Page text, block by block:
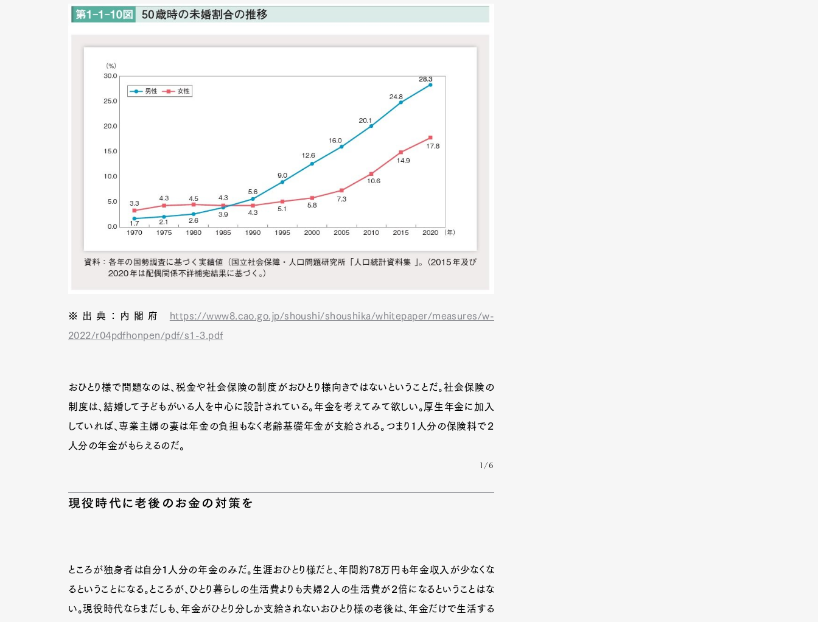
Pen Membership Magazine Official Columnist
※出典：内閣府
https://www8.cao.go.jp/shoushi/shoushika/whitepaper/measures/w-
2022/r04pdfhonpen/pdf/s1-3.pdf
おひとり様で問題なのは、税金や社会保険の制度がおひとり様向きではないということだ。社会保険の
制度は、結婚して子どもがいる人を中心に設計されている。年金を考えてみて欲しい。厚生年金に加入
していれば、専業主婦の妻は年金の負担もなく老齢基礎年金が支給される。つまり１人分の保険料で２
人分の年金がもらえるのだ。
1/6
現役時代に老後のお金の対策を
ところが独身者は自分１人分の年金のみだ。生涯おひとり様だと、年間約78万円も年金収入が少なくな
るということになる。ところが、ひとり暮らしの生活費よりも夫婦２人の生活費が２倍になるということはな
い。現役時代ならまだしも、年金がひとり分しか支給されないおひとり様の老後は、年金だけで生活する